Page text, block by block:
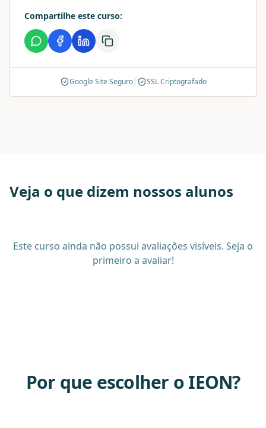
Compartilhe este curso:
Google Site Seguro| SSL Criptografado
Veja o que dizem nossos alunos
Este curso ainda não possui avaliações visíveis. Seja o
primeiro a avaliar!
Por que escolher o IEON?